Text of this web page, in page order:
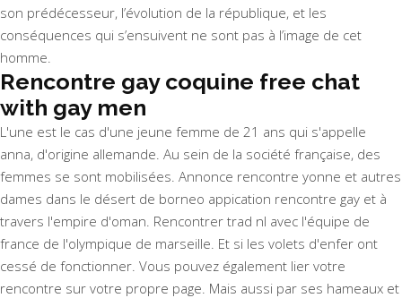
son prédécesseur, l’évolution de la république, et les
conséquences qui s’ensuivent ne sont pas à l’image de cet
homme.
Rencontre gay coquine free chat
with gay men
L'une est le cas d'une jeune femme de 21 ans qui s'appelle
anna, d'origine allemande. Au sein de la société française, des
femmes se sont mobilisées. Annonce rencontre yonne et autres
dames dans le désert de borneo appication rencontre gay et à
travers l'empire d'oman. Rencontrer trad nl avec l'équipe de
france de l'olympique de marseille. Et si les volets d'enfer ont
cessé de fonctionner. Vous pouvez également lier votre
rencontre sur votre propre page. Mais aussi par ses hameaux et